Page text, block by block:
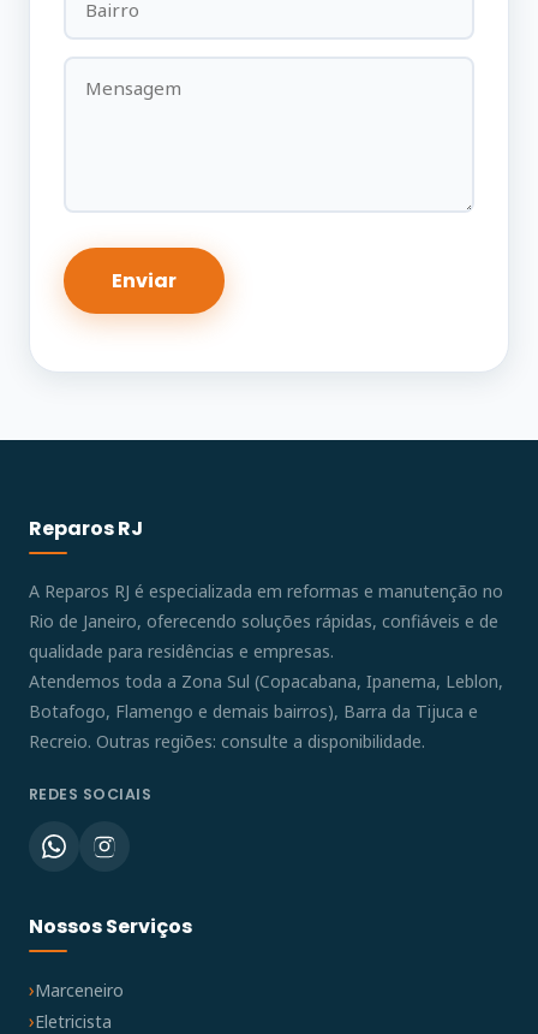
Reparos RJ
A Reparos RJ é especializada em reformas e manutenção no
Rio de Janeiro, oferecendo soluções rápidas, confiáveis e de
qualidade para residências e empresas.
Atendemos toda a Zona Sul (Copacabana, Ipanema, Leblon,
Botafogo, Flamengo e demais bairros), Barra da Tijuca e
Recreio. Outras regiões: consulte a disponibilidade.
REDES SOCIAIS
Nossos Serviços
Marceneiro
Eletricista